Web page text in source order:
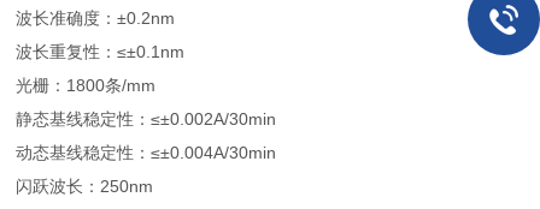
波长准确度：±0.2nm
波长重复性：≤±0.1nm
光栅：1800条/mm
静态基线稳定性：≤±0.002A/30min
动态基线稳定性：≤±0.004A/30min
闪跃波长：250nm